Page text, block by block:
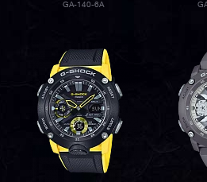
GA-140-6A